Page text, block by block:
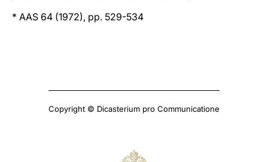
* AAS 64 (1972), pp. 529-534
Copyright © Dicasterium pro Communicatione